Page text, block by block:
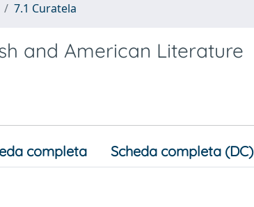
7.1 Curatela
and American Literature
completa Scheda completa (DC)